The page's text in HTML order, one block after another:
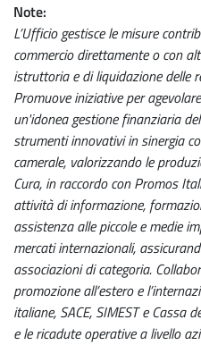
Note
L’Ufficio gestisce le misure
commercio direttamente o con
istruttoria e di liquidazione delle
Promuove iniziative per
un'idonea gestione finanziaria
strumenti innovativi in sinergia
camerale, valorizzando le
Cura, in raccordo con Promos
attività di informazione,
assistenza alle piccole e medie
mercati internazionali,
associazioni di categoria.
promozione all’estero e
italiane, SACE, SIMEST e
e le ricadute operative a livello